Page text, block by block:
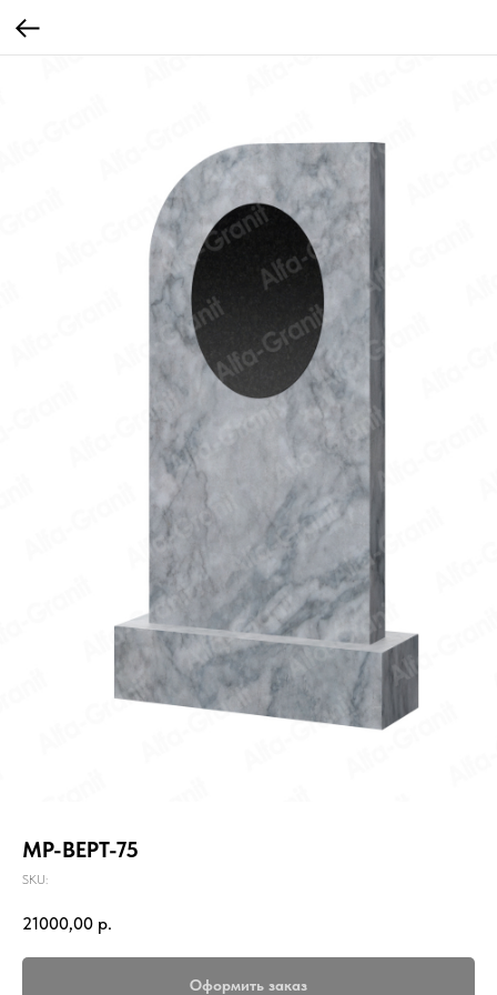
МР-ВЕРТ-75
SKU:
21000,00 р.
Оформить заказ